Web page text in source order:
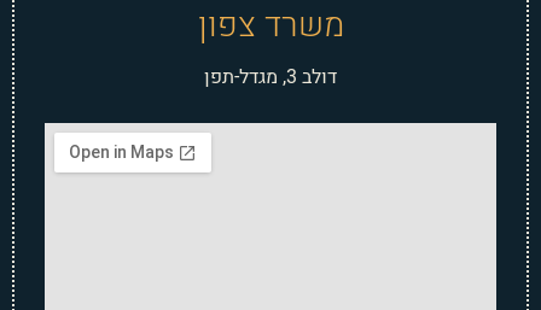
משרד צפון
דולב 3, מגדל-תפן